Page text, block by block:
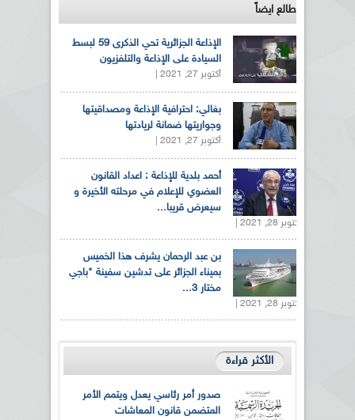
طالع ايضاً
الإذاعة الجزائرية تحي الذكرى 59 لبسط
السيادة على الإذاعة والتلفزيون
أكتوبر 27, 2021 |
بغالي: احترافية الإذاعة ومصداقيتها
وجواريتها ضمانة لريادتها
أكتوبر 27, 2021 |
أحمد بلدية للإذاعة : اعداد القانون
العضوي للإعلام في مرحلته الأخيرة و
سيعرض قريبا...
أكتوبر 28, 2021 |
بن عبد الرحمان يشرف هذا الخميس
بميناء الجزائر على تدشين سفينة "باجي
مختار 3...
أكتوبر 28, 2021 |
الأكثر قراءة
صدور أمر رئاسي يعدل ويتمم الأمر
المتضمن قانون المعاشات